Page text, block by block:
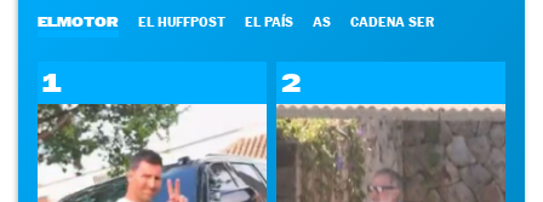
ELMOTOR EL HUFFPOST EL PAÍS AS CADENA SER
1 2